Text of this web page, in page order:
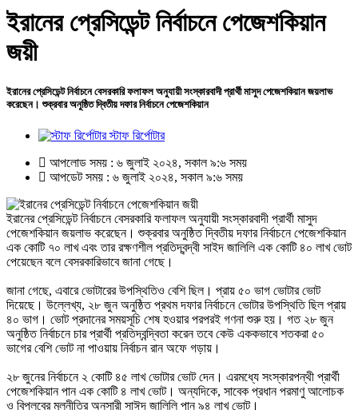
ইরানের প্রেসিডেন্ট নির্বাচনে পেজেশকিয়ান
জয়ী
ইরানের প্রেসিডেন্ট নির্বাচনে বেসরকারি ফলাফল অনুযায়ী সংস্কারবাদী প্রার্থী মাসুদ পেজেশকিয়ান জয়লাভ
করেছেন। শুক্রবার অনুষ্ঠিত দ্বিতীয় দফার নির্বাচনে পেজেশকিয়ান
স্টাফ রির্পোটার
আপলোড সময় : ৬ জুলাই ২০২৪, সকাল ৯:৬ সময়
আপডেট সময় : ৬ জুলাই ২০২৪, সকাল ৯:৬ সময়
ইরানের প্রেসিডেন্ট নির্বাচনে বেসরকারি ফলাফল অনুযায়ী সংস্কারবাদী প্রার্থী মাসুদ
পেজেশকিয়ান জয়লাভ করেছেন। শুক্রবার অনুষ্ঠিত দ্বিতীয় দফার নির্বাচনে পেজেশকিয়ান
এক কোটি ৭০ লাখ এবং তার রক্ষণশীল প্রতিদ্বন্দ্বী সাইদ জালিলি এক কোটি ৪০ লাখ ভোট
পেয়েছেন বলে বেসরকারিভাবে জানা গেছে।
জানা গেছে, এবারে ভোটারের উপস্থিতিও বেশি ছিল। প্রায় ৫০ ভাগ ভোটার ভোট
দিয়েছে। উল্লেখ্য, ২৮ জুন অনুষ্ঠিত প্রথম দফার নির্বাচনে ভোটার উপস্থিতি ছিল প্রায়
৪০ ভাগ। ভোট প্রদানের সময়সূচি শেষ হওয়ার পরপরই গণনা শুরু হয়। গত ২৮ জুন
অনুষ্ঠিত নির্বাচনে চার প্রার্থী প্রতিদ্বন্দ্বিতা করেন তবে কেউ এককভাবে শতকরা ৫০
ভাগের বেশি ভোট না পাওয়ায় নির্বাচন রান অফে গড়ায়।
২৮ জুনের নির্বাচনে ২ কোটি ৪৫ লাখ ভোটার ভোট দেন। এরমধ্যে সংস্কারপন্থী প্রার্থী
পেজেশকিয়ান পান এক কোটি ৪ লাখ ভোট। অন্যদিকে, সাবেক প্রধান পরমাণু আলোচক
ও বিপ্লবের মূলনীতির অনুসারী সাঈদ জালিলি পান ৯৪ লাখ ভোট।